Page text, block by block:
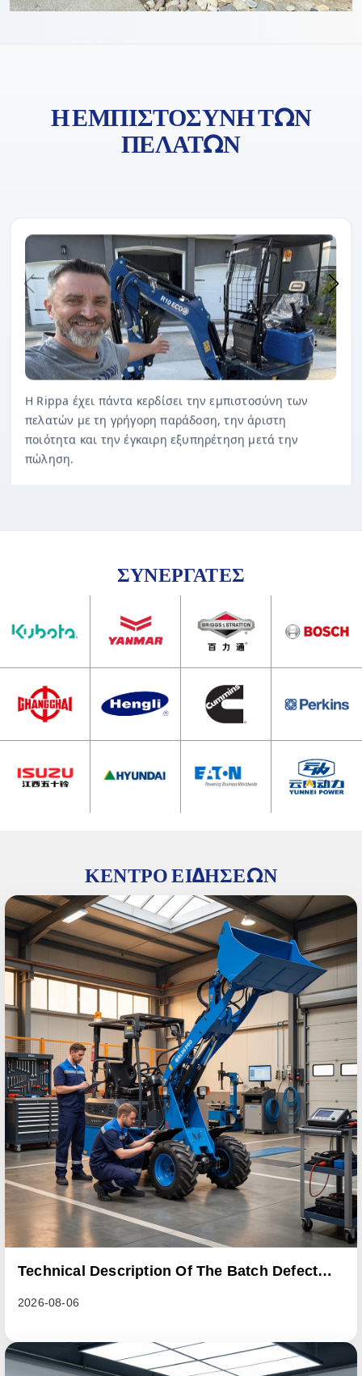
Η ΕΜΠΙΣΤΟΣΎΝΗ ΤΩΝ
ΠΕΛΑΤΏΝ
Η Rippa έχει πάντα κερδίσει την εμπιστοσύνη των
πελατών με τη γρήγορη παράδοση, την άριστη
ποιότητα και την έγκαιρη εξυπηρέτηση μετά την
πώληση.
ΣΥΝΕΡΓΑΤΕΣ
ΚΈΝΤΡΟ ΕΙΔΉΣΕΩΝ
Technical Description Of The Batch Defect
2026-08-06